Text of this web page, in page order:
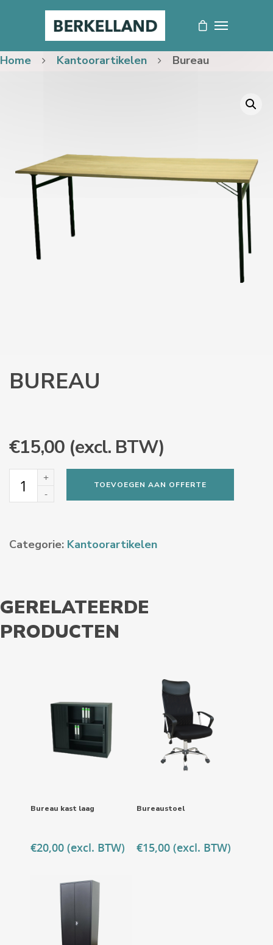
Home Kantoorartikelen Bureau
BUREAU
€15,00 (excl. BTW)
Bureau
aantal
TOEVOEGEN AAN OFFERTE
Categorie: Kantoorartikelen
GERELATEERDE
PRODUCTEN
Bureau kast laag
€20,00 (excl. BTW)
Bureaustoel
€15,00 (excl. BTW)